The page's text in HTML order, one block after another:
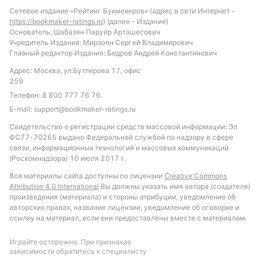
особенно учитывая их уверенную игру в последних
матчах. Рекомендуемой ставкой может стать
тотал желтых карточек меньше 6.5, учитывая
низкую агрессивность во втором тайме и
дисциплинированную игру обеих команд. Также
интересным вариантом будет ставка на то, что обе
команды забьют менее 2.5 голов, что
соответствует тенденциям последних встреч и
общей результативности команд в сезоне.
Обновлено:
Автор
Дмитрий Разумец
Подписаться
Сетевое издание «Рейтинг Букмекеров» (адрес в сети Интернет -
https://bookmaker-ratings.ru) (далее - Издание)
Основатель: Шабазян Паруйр Арташесович
Учредитель Издания: Мирзоян Сергей Владимирович
Главный редактор Издания: Бодров Андрей Константинович
Адрес: Москва, ул.Бутлерова 17, офис
259
Телефон: 8 800 777 76 76
E-mail: support@bookmaker-ratings.ru
Свидетельство о регистрации средств массовой информации: Эл
ФС77-70265 выдано Федеральной службой по надзору в сфере
связи, информационных технологий и массовых коммуникаций
(Роскомнадзора) 10 июля 2017 г.
Все материалы сайта доступны по лицензии Creative Commons
Attribution 4.0 International Вы должны указать имя автора (создателя)
произведения (материала) и стороны атрибуции, уведомление об
авторских правах, название лицензии, уведомление об оговорке и
ссылку на материал, если они предоставлены вместе с материалом.
Играйте осторожно. При признаках
зависимости обратитесь к специалисту